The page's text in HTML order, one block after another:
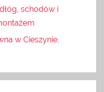
schodów i
w Cieszynie,